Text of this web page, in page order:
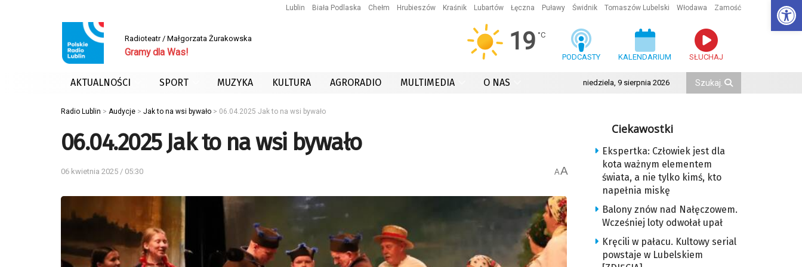
Lublin Biała Podlaska Chełm Hrubieszów Kraśnik Lubartów Łęczna Puławy Świdnik Tomaszów Lubelski Włodawa Zamość
Radioteatr / Małgorzata Żurakowska
Gramy dla Was! 19 °C
PODCASTY KALENDARIUM SŁUCHAJ
AKTUALNOŚCI SPORT MUZYKA KULTURA AGRORADIO MULTIMEDIA O NAS niedziela, 9 sierpnia 2026
Radio Lublin > Audycje > Jak to na wsi bywało > 06.04.2025 Jak to na wsi bywało
06.04.2025 Jak to na wsi bywało
06 kwietnia 2025 / 05:30 AA
Ciekawostki
Ekspertka: Człowiek jest dla
kota ważnym elementem
świata, a nie tylko kimś, kto
napełnia miskę
Balony znów nad Nałęczowem.
Wcześniej loty odwołał upał
Kręcili w pałacu. Kultowy serial
powstaje w Lubelskiem